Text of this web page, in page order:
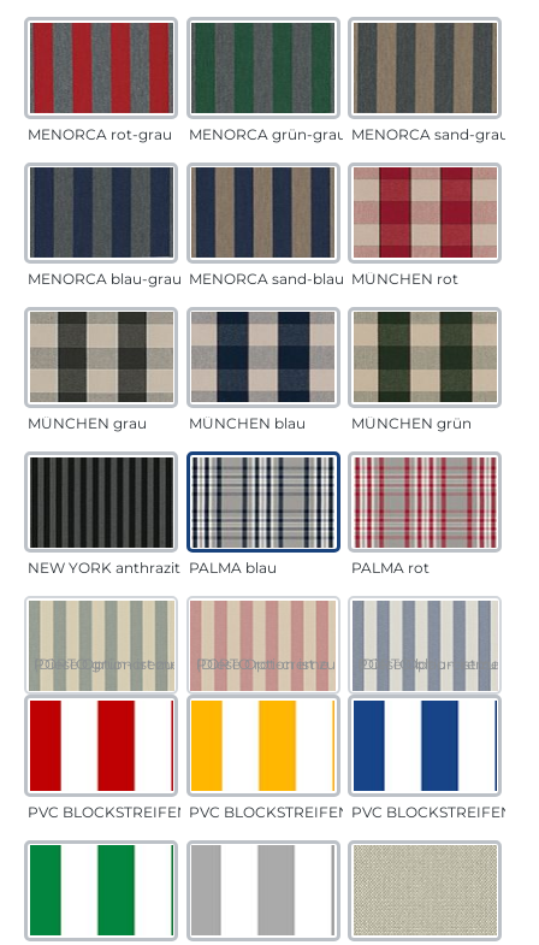
MENORCA rot-grau MENORCA grün-grau MENORCA sand-grau
MENORCA blau-grau MENORCA sand-blau MÜNCHEN rot
MÜNCHEN grau MÜNCHEN blau MÜNCHEN grün
NEW YORK anthrazit PALMA blau PALMA rot
PORTO grün-creme
(Diese Option ist zurzeit nicht verfügbar.)
PORTO rot-creme
(Diese Option ist zurzeit nicht verfügbar.)
PORTO blau-creme
(Diese Option ist zurzeit
PVC BLOCKSTREIFEN rotPVC BLOCKSTREIFEN gelbPVC BLOCKSTREIFEN